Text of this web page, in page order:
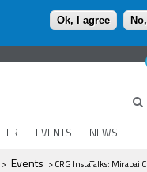
Ok, I agree
EVENTS NEWS
> Events > CRG InstaTalks: Mirabai